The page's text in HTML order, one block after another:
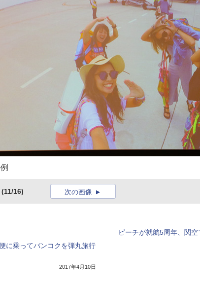
(11/16) 次の画像
に乗ってバンコクを弾丸旅行
2017年4月10日
ピーチが就航5周年、関